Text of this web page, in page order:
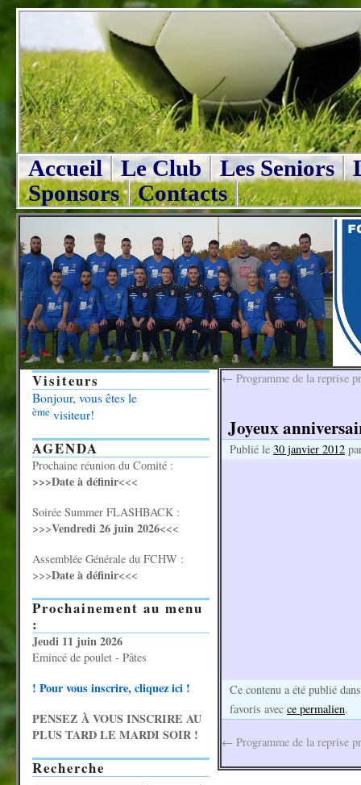
Accueil Le Club Les Seniors
Sponsors
Contacts
← Programme de la reprise
Joyeux
Publié le 30 janvier 2012
Ce contenu a été publié
favoris avec ce permalien.
← Programme de la reprise
Visiteurs
Bonjour, vous êtes le
ème visiteur!
AGENDA
Prochaine réunion du Comité :
>>>Date à définir<<<
Soirée Summer FLASHBACK :
>>>Vendredi 26 juin 2026<<<
Assemblée Générale du FCHW :
>>>Date à définir<<<
Prochainement au menu
:
Jeudi 11 juin 2026
Emincé de poulet - Pâtes
! Pour vous inscrire, cliquez ici !
PENSEZ À VOUS INSCRIRE AU
PLUS TARD LE MARDI SOIR !
Recherche